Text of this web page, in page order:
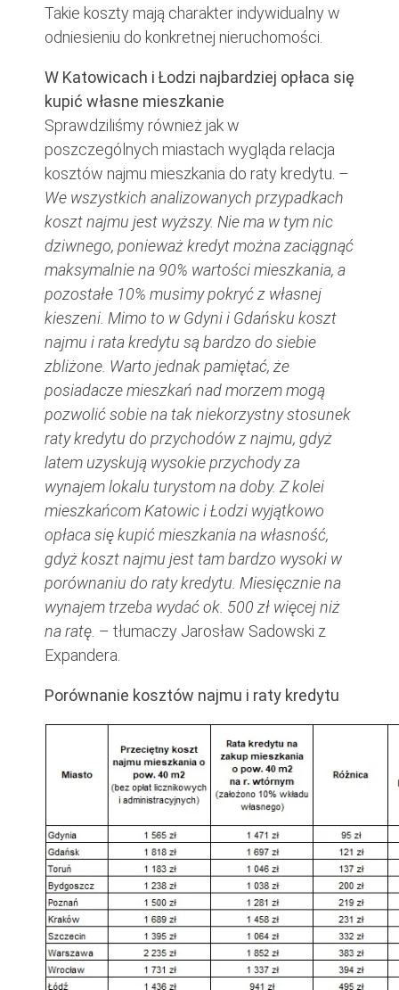
Takie koszty mają charakter indywidualny w
odniesieniu do konkretnej nieruchomości.
W Katowicach i Łodzi najbardziej opłaca się
kupić własne mieszkanie
Sprawdziliśmy również jak w
poszczególnych miastach wygląda relacja
kosztów najmu mieszkania do raty kredytu. –
We wszystkich analizowanych przypadkach
koszt najmu jest wyższy. Nie ma w tym nic
dziwnego, ponieważ kredyt można zaciągnąć
maksymalnie na 90% wartości mieszkania, a
pozostałe 10% musimy pokryć z własnej
kieszeni. Mimo to w Gdyni i Gdańsku koszt
najmu i rata kredytu są bardzo do siebie
zbliżone. Warto jednak pamiętać, że
posiadacze mieszkań nad morzem mogą
pozwolić sobie na tak niekorzystny stosunek
raty kredytu do przychodów z najmu, gdyż
latem uzyskują wysokie przychody za
wynajem lokalu turystom na doby. Z kolei
mieszkańcom Katowic i Łodzi wyjątkowo
opłaca się kupić mieszkania na własność,
gdyż koszt najmu jest tam bardzo wysoki w
porównaniu do raty kredytu. Miesięcznie na
wynajem trzeba wydać ok. 500 zł więcej niż
na ratę. – tłumaczy Jarosław Sadowski z
Expandera.
Porównanie kosztów najmu i raty kredytu